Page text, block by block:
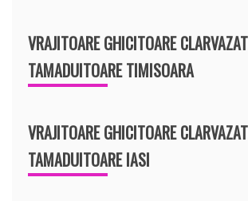
VRAJITOARE GHICITOARE
TAMADUITOARE TIMISOARA
VRAJITOARE GHICITOARE
TAMADUITOARE IASI